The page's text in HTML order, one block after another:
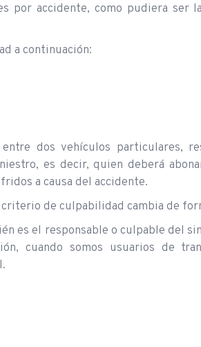
por accidente, como pudiera ser
a continuación:
dos vehículos particulares,
es decir, quien deberá
a causa del accidente.
de culpabilidad cambia de
es el responsable o culpable del
cuando somos usuarios de